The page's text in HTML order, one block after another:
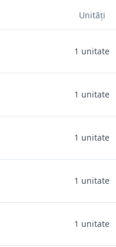
Unități
1 unitate
1 unitate
1 unitate
1 unitate
1 unitate